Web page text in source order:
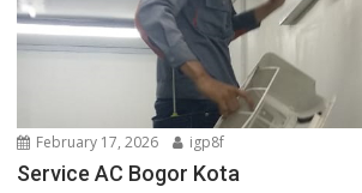
February 17, 2026 igp8f
Service AC Bogor Kota